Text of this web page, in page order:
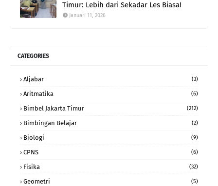
Timur: Lebih dari Sekadar Les Biasa!
Januari 11, 2026
CATEGORIES
Aljabar (3)
Aritmatika (6)
Bimbel Jakarta Timur (212)
Bimbingan Belajar (2)
Biologi (9)
CPNS (6)
Fisika (32)
Geometri (5)